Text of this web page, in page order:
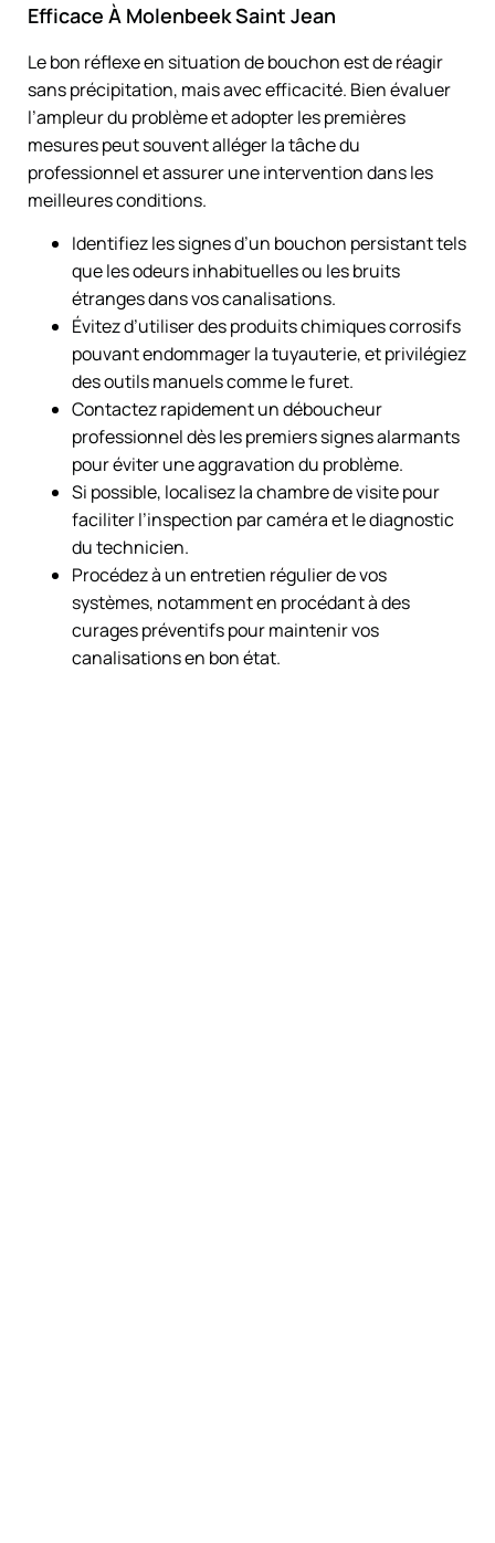
Efficace À Molenbeek Saint Jean
Le bon réflexe en situation de bouchon est de réagir
sans précipitation, mais avec efficacité. Bien évaluer
l’ampleur du problème et adopter les premières
mesures peut souvent alléger la tâche du
professionnel et assurer une intervention dans les
meilleures conditions.
Identifiez les signes d’un bouchon persistant tels
que les odeurs inhabituelles ou les bruits
étranges dans vos canalisations.
Évitez d’utiliser des produits chimiques corrosifs
pouvant endommager la tuyauterie, et privilégiez
des outils manuels comme le furet.
Contactez rapidement un déboucheur
professionnel dès les premiers signes alarmants
pour éviter une aggravation du problème.
Si possible, localisez la chambre de visite pour
faciliter l’inspection par caméra et le diagnostic
du technicien.
Procédez à un entretien régulier de vos
systèmes, notamment en procédant à des
curages préventifs pour maintenir vos
canalisations en bon état.